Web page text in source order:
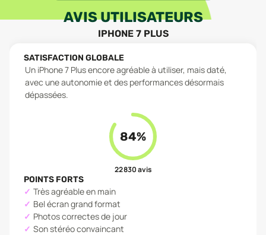
AVIS UTILISATEURS
IPHONE 7 PLUS
SATISFACTION GLOBALE
Un iPhone 7 Plus encore agréable à utiliser, mais daté,
avec une autonomie et des performances désormais
dépassées.
84%
22 830avis
POINTS FORTS
Très agréable en main
Bel écran grand format
Photos correctes de jour
Son stéréo convaincant